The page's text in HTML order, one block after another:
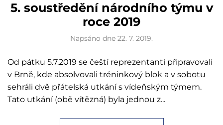
5. soustředění národního týmu v
roce 2019
Napsáno dne 22. 7. 2019.
Od pátku 5.7.2019 se čeští reprezentanti připravovali
v Brně, kde absolvovali tréninkový blok a v sobotu
sehráli dvě přátelská utkání s vídeňským týmem.
Tato utkání (obě vítězná) byla jednou z...